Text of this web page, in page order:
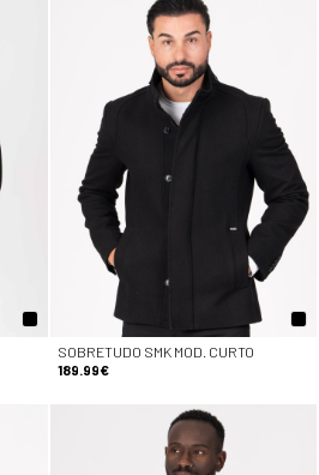
SOBRETUDO SMK MOD. CURTO
189.99€